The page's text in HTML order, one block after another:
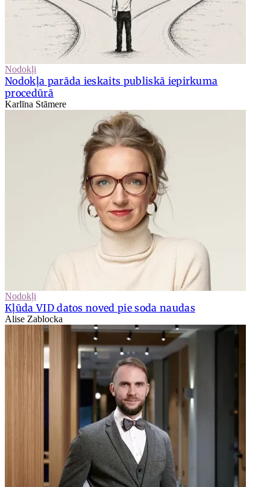
Nodokļi
Nodokļa parāda ieskaits publiskā iepirkuma
procedūrā
Karlīna Stāmere
Nodokļi
Kļūda VID datos noved pie soda naudas
Alise Zablocka